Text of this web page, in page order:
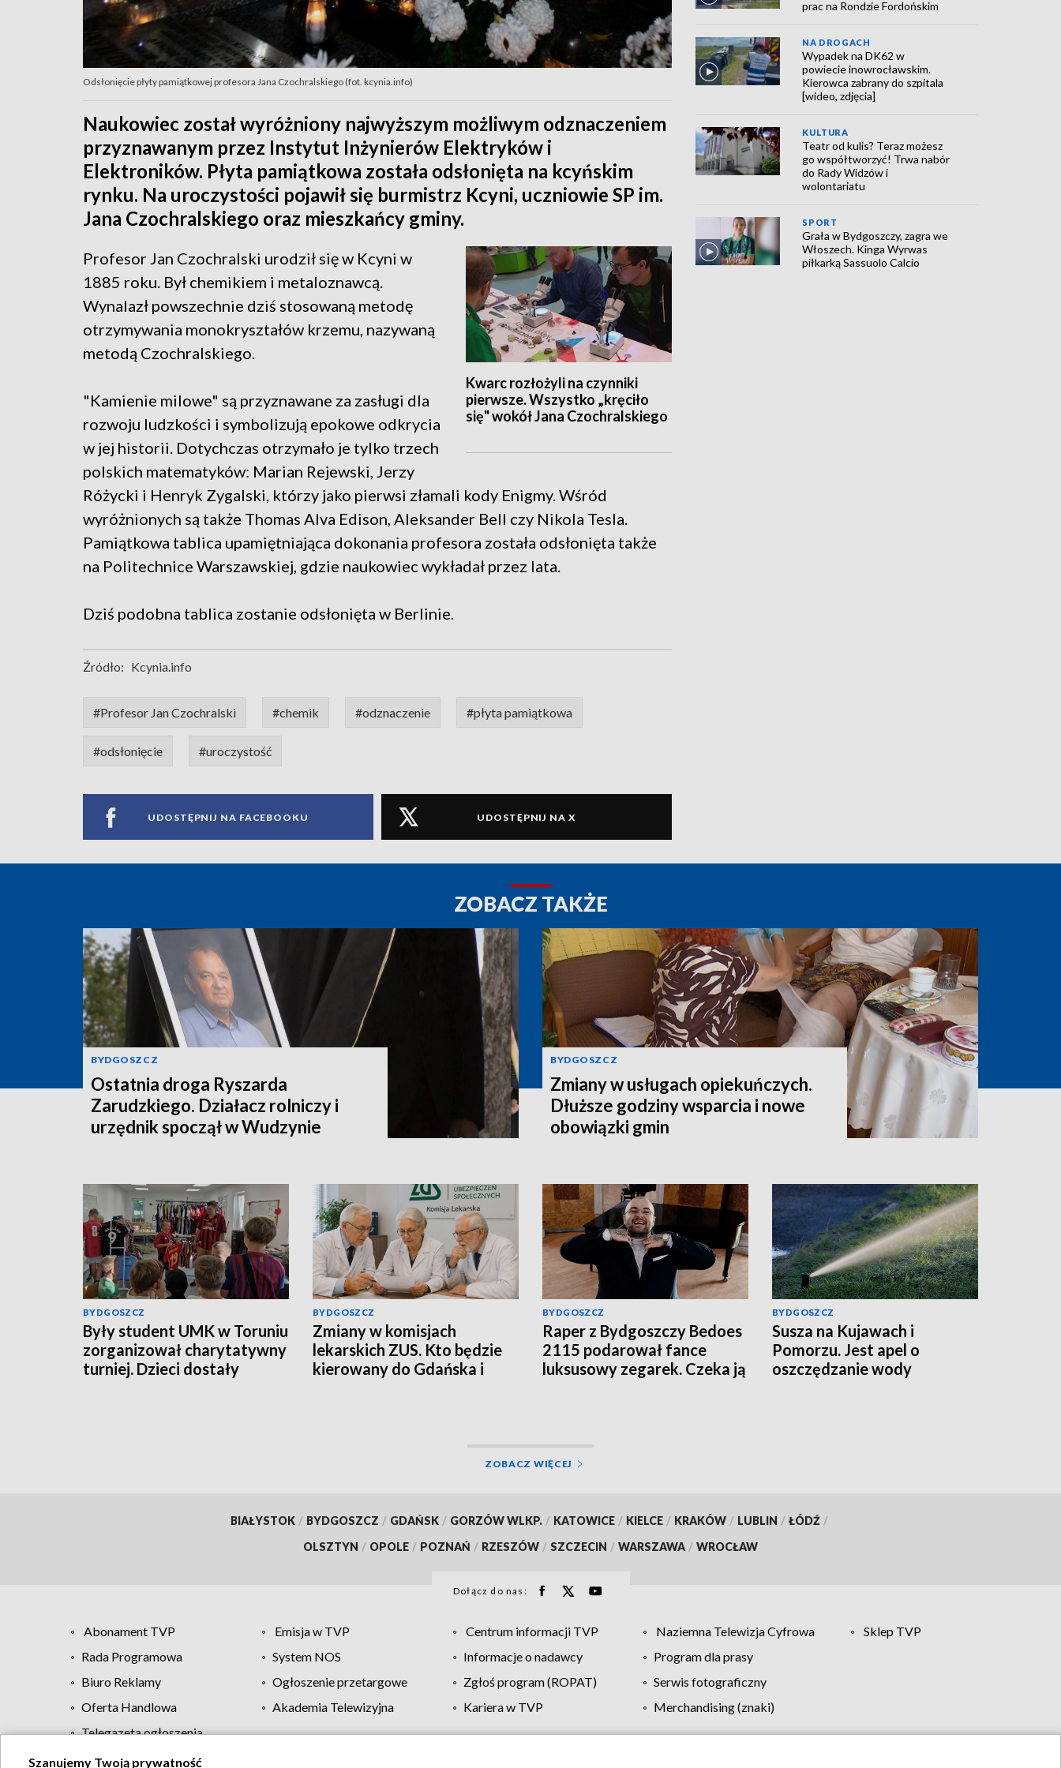
Odsłonięcie płyty pamiątkowej profesora Jana Czochralskiego (fot. kcynia.info)
Naukowiec został wyróżniony najwyższym możliwym odznaczeniem
przyznawanym przez Instytut Inżynierów Elektryków i
Elektroników. Płyta pamiątkowa została odsłonięta na kcyńskim
rynku. Na uroczystości pojawił się burmistrz Kcyni, uczniowie SP im.
Jana Czochralskiego oraz mieszkańcy gminy.
Kwarc rozłożyli na czynniki
pierwsze. Wszystko „kręciło
się" wokół Jana Czochralskiego
Profesor Jan Czochralski urodził się w Kcyni w
1885 roku. Był chemikiem i metaloznawcą.
Wynalazł powszechnie dziś stosowaną metodę
otrzymywania monokryształów krzemu, nazywaną
metodą Czochralskiego.
"Kamienie milowe" są przyznawane za zasługi dla
rozwoju ludzkości i symbolizują epokowe odkrycia
w jej historii. Dotychczas otrzymało je tylko trzech
polskich matematyków: Marian Rejewski, Jerzy
Różycki i Henryk Zygalski, którzy jako pierwsi złamali kody Enigmy. Wśród
wyróżnionych są także Thomas Alva Edison, Aleksander Bell czy Nikola Tesla.
Pamiątkowa tablica upamiętniająca dokonania profesora została odsłonięta także
na Politechnice Warszawskiej, gdzie naukowiec wykładał przez lata.
Dziś podobna tablica zostanie odsłonięta w Berlinie.
Źródło: Kcynia.info
#Profesor Jan Czochralski #chemik #odznaczenie #płyta pamiątkowa
#odsłonięcie #uroczystość
UDOSTĘPNIJ NA FACEBOOKU UDOSTĘPNIJ NA X
prac na Rondzie Fordońskim
NA DROGACH
Wypadek na DK62 w
powiecie inowrocławskim.
Kierowca zabrany do szpitala
[wideo, zdjęcia]
KULTURA
Teatr od kulis? Teraz możesz
go współtworzyć! Trwa nabór
do Rady Widzów i
wolontariatu
SPORT
Grała w Bydgoszczy, zagra we
Włoszech. Kinga Wyrwas
piłkarką Sassuolo Calcio
ZOBACZ TAKŻE
BYDGOSZCZ
Ostatnia droga Ryszarda
Zarudzkiego. Działacz rolniczy i
urzędnik spoczął w Wudzynie
BYDGOSZCZ
Zmiany w usługach opiekuńczych.
Dłuższe godziny wsparcia i nowe
obowiązki gmin
BYDGOSZCZ
Były student UMK w Toruniu
zorganizował charytatywny
turniej. Dzieci dostały
BYDGOSZCZ
Zmiany w komisjach
lekarskich ZUS. Kto będzie
kierowany do Gdańska i
BYDGOSZCZ
Raper z Bydgoszczy Bedoes
2115 podarował fance
luksusowy zegarek. Czeka ją
BYDGOSZCZ
Susza na Kujawach i
Pomorzu. Jest apel o
oszczędzanie wody
ZOBACZ WIĘCEJ
BIAŁYSTOK / BYDGOSZCZ / GDAŃSK / GORZÓW WLKP. / KATOWICE / KIELCE / KRAKÓW / LUBLIN / ŁÓDŹ /
OLSZTYN / OPOLE / POZNAŃ / RZESZÓW / SZCZECIN / WARSZAWA / WROCŁAW
Dołącz do nas:
Abonament TVP Emisja w TVP Centrum informacji TVP Naziemna Telewizja Cyfrowa
Sklep TVP
Rada Programowa
System NOS Informacje o nadawcy
Program dla prasy
Biuro Reklamy
Ogłoszenie przetargowe Zgłoś program (ROPAT)
Serwis fotograficzny
Oferta Handlowa
Akademia Telewizyjna Kariera w TVP
Merchandising (znaki)
Telegazeta ogłoszenia
Szanujemy Twoją prywatność